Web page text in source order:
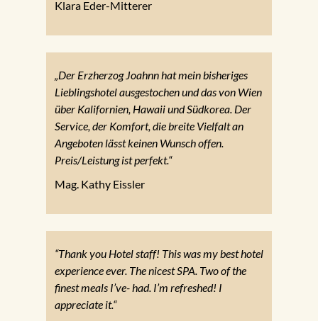
Klara Eder-Mitterer
„Der Erzherzog Joahnn hat mein bisheriges
Lieblingshotel ausgestochen und das von Wien
über Kalifornien, Hawaii und Südkorea. Der
Service, der Komfort, die breite Vielfalt an
Angeboten lässt keinen Wunsch offen.
Preis/Leistung ist perfekt.“
Mag. Kathy Eissler
“Thank you Hotel staff! This was my best hotel
experience ever. The nicest SPA. Two of the
finest meals I’ve- had. I’m refreshed! I
appreciate it.“